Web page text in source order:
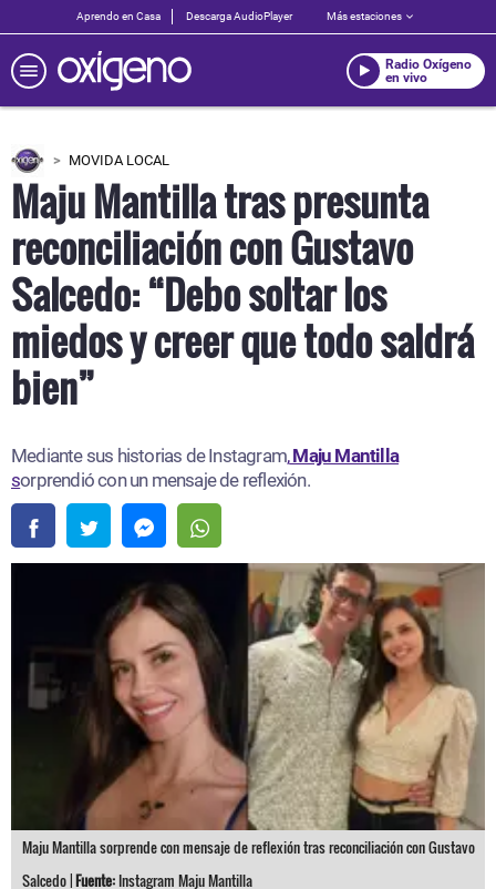
Aprendo en Casa Descarga AudioPlayer Más estaciones
Radio Oxígeno
en vivo
MOVIDA LOCAL
Maju Mantilla tras presunta
reconciliación con Gustavo
Salcedo: “Debo soltar los
miedos y creer que todo saldrá
bien”
Mediante sus historias de Instagram,Maju Mantilla
sorprendió con un mensaje de reflexión.
Maju Mantilla sorprende con mensaje de reflexión tras reconciliación con Gustavo
Salcedo |Fuente: Instagram Maju Mantilla